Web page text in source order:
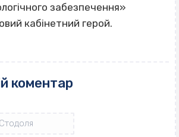
забезпечення»
кабінетний герой.
коментар